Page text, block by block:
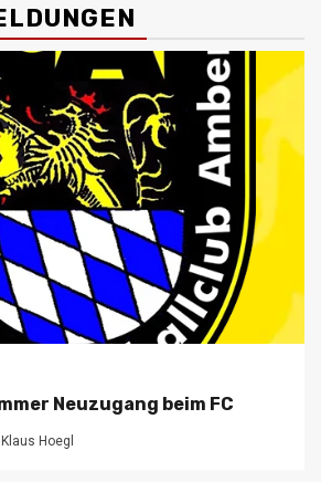
Neuzugang beim FC
Klaus Hoegl